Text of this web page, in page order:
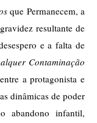
que Permanecem, a
resultante de
e a falta de
Contaminação
a protagonista e
dinâmicas de poder
abandono infantil,